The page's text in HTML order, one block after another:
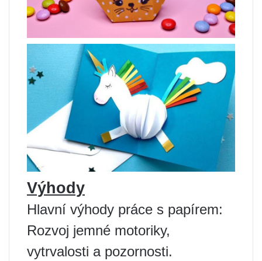
Výhody
Hlavní výhody práce s papírem:
Rozvoj jemné motoriky,
vytrvalosti a pozornosti.